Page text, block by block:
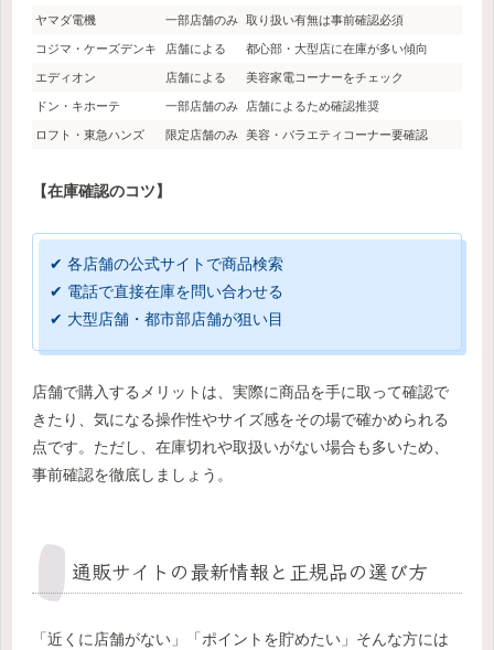
ヤマダ電機 一部店舗のみ 取り扱い有無は事前確認必須
コジマ・ケーズデンキ 店舗による 都心部・大型店に在庫が多い傾向
エディオン 店舗による 美容家電コーナーをチェック
ドン・キホーテ 一部店舗のみ 店舗によるため確認推奨
ロフト・東急ハンズ 限定店舗のみ 美容・バラエティコーナー要確認
【在庫確認のコツ】
✔ 各店舗の公式サイトで商品検索
✔ 電話で直接在庫を問い合わせる
✔ 大型店舗・都市部店舗が狙い目
店舗で購入するメリットは、実際に商品を手に取って確認で
きたり、気になる操作性やサイズ感をその場で確かめられる
点です。ただし、在庫切れや取扱いがない場合も多いため、
事前確認を徹底しましょう。
通販サイトの最新情報と正規品の選び方
「近くに店舗がない」「ポイントを貯めたい」そんな方には